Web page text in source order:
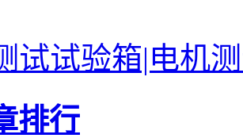
试试验箱|电机
排行